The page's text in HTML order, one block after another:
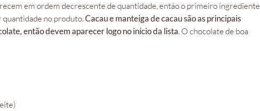
em ordem decrescente de quantidade, então o primeiro ingrediente
quantidade no produto.Cacau e manteiga de cacau são as principais
então devem aparecer logo no início da lista. O chocolate de boa